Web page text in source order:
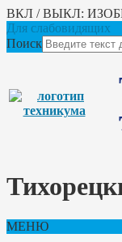
ВКЛ / ВЫКЛ:
Для слабовидящих
Поиск
МЕНЮ